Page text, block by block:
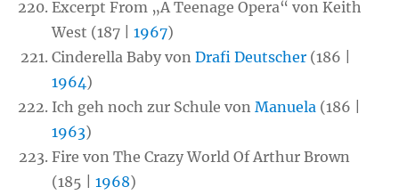
Excerpt From „A Teenage Opera“ von Keith
West (187 |1967)
Cinderella Baby vonDrafi Deutscher (186 |
1964)
Ich geh noch zur Schule vonManuela (186 |
1963)
Fire von The Crazy World Of Arthur Brown
(185 |1968)